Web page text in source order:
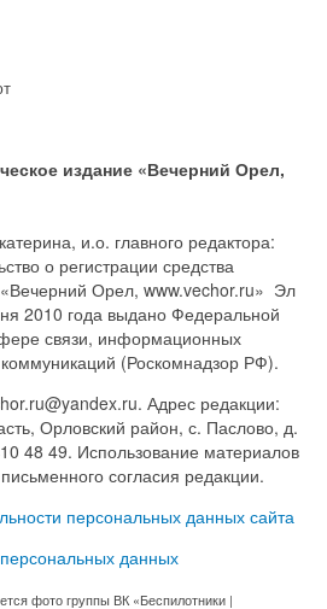
издание «Вечерний Орел,
и.о. главного редактора:
о регистрации средства
Орел, www.vechor.ru» Эл
2010 года выдано Федеральной
связи, информационных
(Роскомнадзор РФ).
Адрес редакции:
Орловский район, с. Паслово, д.
48 49. Использование материалов
согласия редакции.
персональных данных сайта
данных
фото группы ВК «Беспилотники |